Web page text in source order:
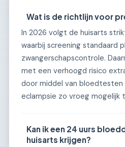
Wat is de richtlijn voor
In 2026 volgt de huisarts
waarbij screening standaard
zwangerschapscontrole.
met een verhoogd risico
door middel van bloedtesten
eclampsie zo vroeg mogelijk
Kan ik een 24 uurs
huisarts krijgen?